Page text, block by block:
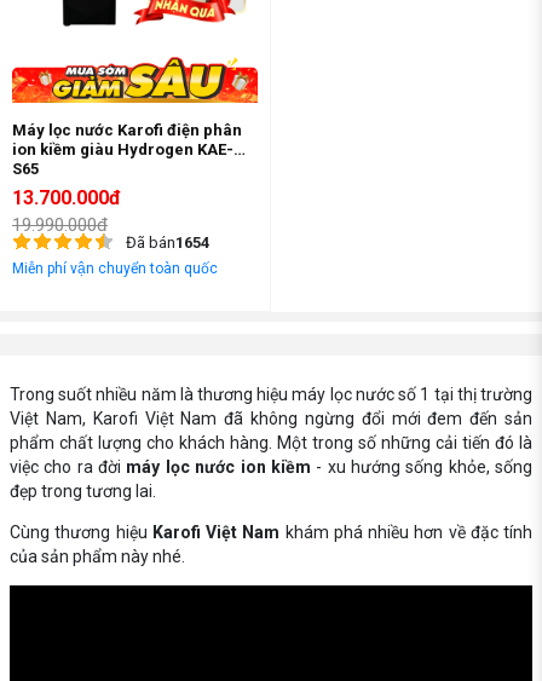
Máy lọc nước Karofi điện phân
ion kiềm giàu Hydrogen KAE-
S65
13.700.000đ
19.990.000đ
Đã bán1654
Miễn phí vận chuyển toàn quốc
Trong suốt nhiều năm là thương hiệu máy lọc nước số 1 tại thị trường
Việt Nam, Karofi Việt Nam đã không ngừng đổi mới đem đến sản
phẩm chất lượng cho khách hàng. Một trong số những cải tiến đó là
việc cho ra đời máy lọc nước ion kiềm - xu hướng sống khỏe, sống
đẹp trong tương lai.
Cùng thương hiệu Karofi Việt Nam khám phá nhiều hơn về đặc tính
của sản phẩm này nhé.